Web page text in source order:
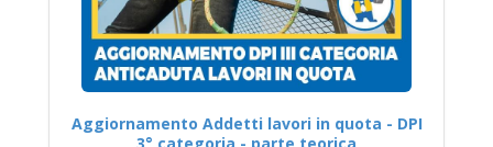
Aggiornamento Addetti lavori in quota - DPI